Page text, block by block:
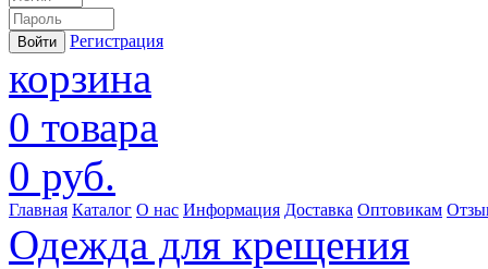
Регистрация
корзина
0 товара
0 руб.
Главная Каталог О нас Информация Доставка Оптовикам
Одежда для крещения